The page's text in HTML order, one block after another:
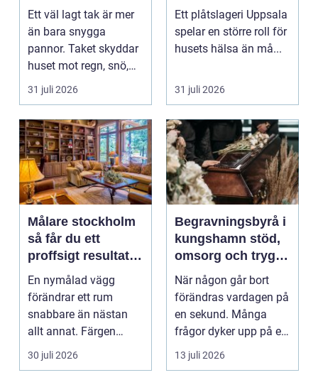
värmländskt klimat
Ett väl lagt tak är mer
än bara snygga
pannor. Taket skyddar
huset mot regn, snö,
blåst och stark vå...
31 juli 2026
för tak och fasad
Ett plåtslageri Uppsala
spelar en större roll för
husets hälsa än må...
31 juli 2026
Målare stockholm
så får du ett
proffsigt resultat
hemma
En nymålad vägg
förändrar ett rum
snabbare än nästan
allt annat. Färgen
påverkar hur vi
upplever lju...
30 juli 2026
Begravningsbyrå i
kungshamn stöd,
omsorg och trygg
vägledning
När någon går bort
förändras vardagen på
en sekund. Många
frågor dyker upp på en
gång: Vad händer nu...
13 juli 2026